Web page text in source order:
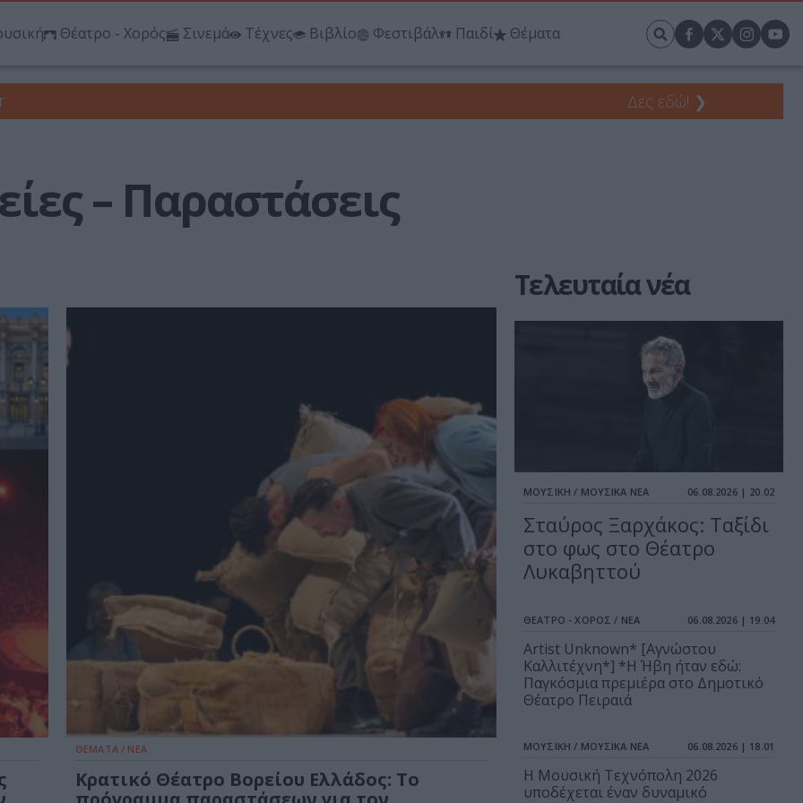
Θέατρο - Χορός Σινεμά Τέχνες Βιβλίο Φεστιβάλ Παιδί Θέματα
Δες εδώ! ❯
– Παραστάσεις
ΘΕΜΑΤΑ / ΝΕΑ
Κρατικό Θέατρο Βορείου Ελλάδος: Το
Τελευταία νέα
ΜΟΥΣΙΚΗ / ΜΟΥΣΙΚΑ ΝΕΑ 06.08.2026 | 20.02
Σταύρος Ξαρχάκος: Ταξίδι
στο φως στο Θέατρο
Λυκαβηττού
ΘΕΑΤΡΟ - ΧΟΡΟΣ / ΝΕΑ 06.08.2026 | 19.04
Artist Unknown* [Αγνώστου
Καλλιτέχνη*] *Η Ήβη ήταν εδώ:
Παγκόσμια πρεμιέρα στο Δημοτικό
Θέατρο Πειραιά
ΜΟΥΣΙΚΗ / ΜΟΥΣΙΚΑ ΝΕΑ 06.08.2026 | 18.01
Η Μουσική Τεχνόπολη 2026
υποδέχεται έναν δυναμικό